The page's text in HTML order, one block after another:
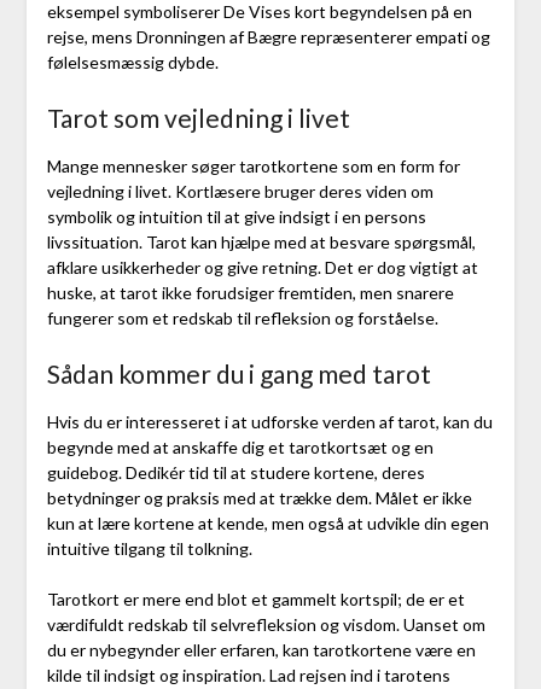
eksempel symboliserer De Vises kort begyndelsen på en
rejse, mens Dronningen af ​​Bægre repræsenterer empati og
følelsesmæssig dybde.
Tarot som vejledning i livet
Mange mennesker søger tarotkortene som en form for
vejledning i livet. Kortlæsere bruger deres viden om
symbolik og intuition til at give indsigt i en persons
livssituation. Tarot kan hjælpe med at besvare spørgsmål,
afklare usikkerheder og give retning. Det er dog vigtigt at
huske, at tarot ikke forudsiger fremtiden, men snarere
fungerer som et redskab til refleksion og forståelse.
Sådan kommer du i gang med tarot
Hvis du er interesseret i at udforske verden af tarot, kan du
begynde med at anskaffe dig et tarotkortsæt og en
guidebog. Dedikér tid til at studere kortene, deres
betydninger og praksis med at trække dem. Målet er ikke
kun at lære kortene at kende, men også at udvikle din egen
intuitive tilgang til tolkning.
Tarotkort er mere end blot et gammelt kortspil; de er et
værdifuldt redskab til selvrefleksion og visdom. Uanset om
du er nybegynder eller erfaren, kan tarotkortene være en
kilde til indsigt og inspiration. Lad rejsen ind i tarotens